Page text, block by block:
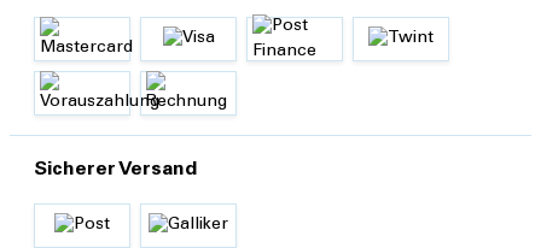
Sicherer Versand